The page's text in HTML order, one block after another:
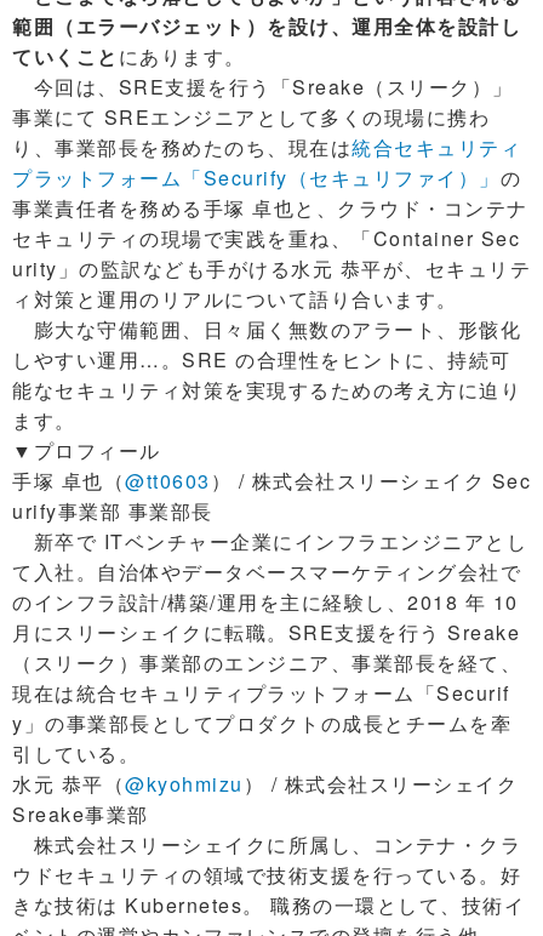
範囲（エラーバジェット）を設け、運用全体を設計し
ていくこと にあります。
今回は、SRE支援を行う「Sreake（スリーク）」
事業にて SREエンジニアとして多くの現場に携わ
り、事業部長を務めたのち、現在は統合セキュリティ
プラットフォーム「Securify（セキュリファイ）」 の
事業責任者を務める手塚 卓也と、クラウド・コンテナ
セキュリティの現場で実践を重ね、「Container Sec
urity」の監訳なども手がける水元 恭平が、セキュリテ
ィ対策と運用のリアルについて語り合います。
膨大な守備範囲、日々届く無数のアラート、形骸化
しやすい運用…。SRE の合理性をヒントに、持続可
能なセキュリティ対策を実現するための考え方に迫り
ます。
▼プロフィール
手塚 卓也（@tt0603 ） / 株式会社スリーシェイク Sec
urify事業部 事業部長
新卒で ITベンチャー企業にインフラエンジニアとし
て入社。自治体やデータベースマーケティング会社で
のインフラ設計/構築/運用を主に経験し、2018 年 10
月にスリーシェイクに転職。SRE支援を行う Sreake
（スリーク）事業部のエンジニア、事業部長を経て、
現在は統合セキュリティプラットフォーム「Securif
y」の事業部長としてプロダクトの成長とチームを牽
引している。
水元 恭平（@kyohmizu ） / 株式会社スリーシェイク
Sreake事業部
株式会社スリーシェイクに所属し、コンテナ・クラ
ウドセキュリティの領域で技術支援を行っている。好
きな技術は Kubernetes。 職務の一環として、技術イ